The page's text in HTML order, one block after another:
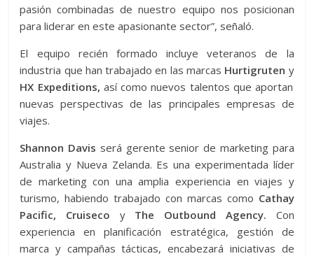
pasión combinadas de nuestro equipo nos posicionan
para liderar en este apasionante sector”, señaló.
El equipo recién formado incluye veteranos de la
industria que han trabajado en las marcas Hurtigruten y
HX Expeditions, así como nuevos talentos que aportan
nuevas perspectivas de las principales empresas de
viajes.
Shannon Davis será gerente senior de marketing para
Australia y Nueva Zelanda. Es una experimentada líder
de marketing con una amplia experiencia en viajes y
turismo, habiendo trabajado con marcas como Cathay
Pacific, Cruiseco yThe Outbound Agency. Con
experiencia en planificación estratégica, gestión de
marca y campañas tácticas, encabezará iniciativas de